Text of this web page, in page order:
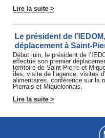
Lire la suite >
Le président de
déplacement à Saint-
Début juin, le président de
effectué son premier
territoire de Saint-Pierre-et-
îles, visite de l’agence, visites
alimentaires, conférence sur la
Pierrais et Miquelonnais.
Lire la suite >